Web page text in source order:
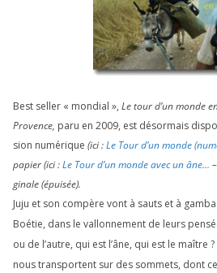
Best sel­ler « mon­dial », Le tour d’un monde
Provence, paru en 2009, est désor­mais
sion numé­rique (ici :Le Tour d’un monde
papier (ici :Le Tour d’un monde avec un âne… –
gi­nale (épui­sée).
Juju et son com­père vont à sauts et à
Boétie, dans le val­lon­ne­ment de leurs
ou de l’autre, qui est l’âne, qui est le maître
nous trans­portent sur des som­mets, dont